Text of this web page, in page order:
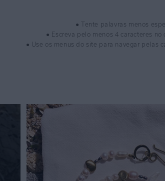
● Tente palavras menos
● Escreva pelo menos 4 caracteres no
● Use os menus do site para navegar pelas